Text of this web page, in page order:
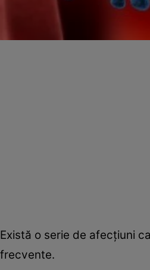
Există o serie de afecţiuni
frecvente.